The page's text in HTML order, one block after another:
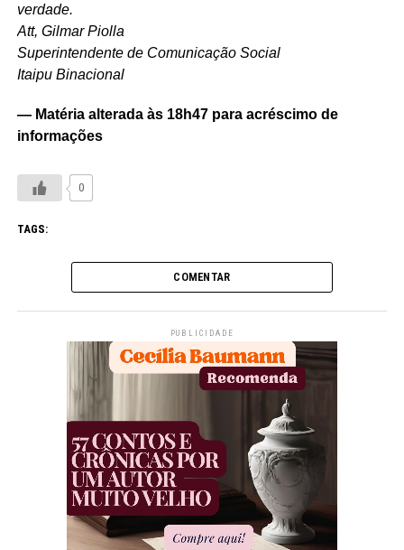
verdade.
Att, Gilmar Piolla
Superintendente de Comunicação Social
Itaipu Binacional
— Matéria alterada às 18h47 para acréscimo de
informações
0
TAGS:
COMENTAR
PUBLICIDADE